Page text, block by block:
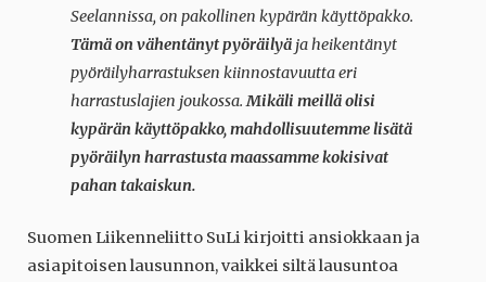
Seelannissa, on pakollinen kypärän käyttöpakko.
Tämä on vähentänyt pyöräilyä ja heikentänyt
pyöräilyharrastuksen kiinnostavuutta eri
harrastuslajien joukossa.Mikäli meillä olisi
kypärän käyttöpakko, mahdollisuutemme lisätä
pyöräilyn harrastusta maassamme kokisivat
pahan takaiskun.
Suomen Liikenneliitto SuLi kirjoitti ansiokkaan ja
asiapitoisen lausunnon, vaikkei siltä lausuntoa